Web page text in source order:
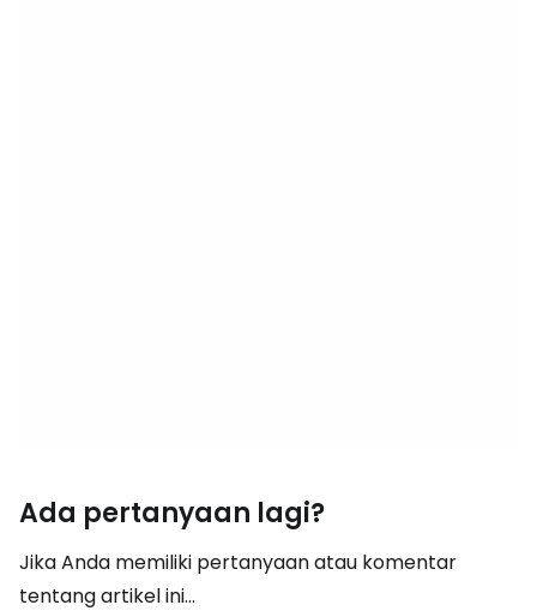
Ada pertanyaan lagi?
Jika Anda memiliki pertanyaan atau komentar
tentang artikel ini...